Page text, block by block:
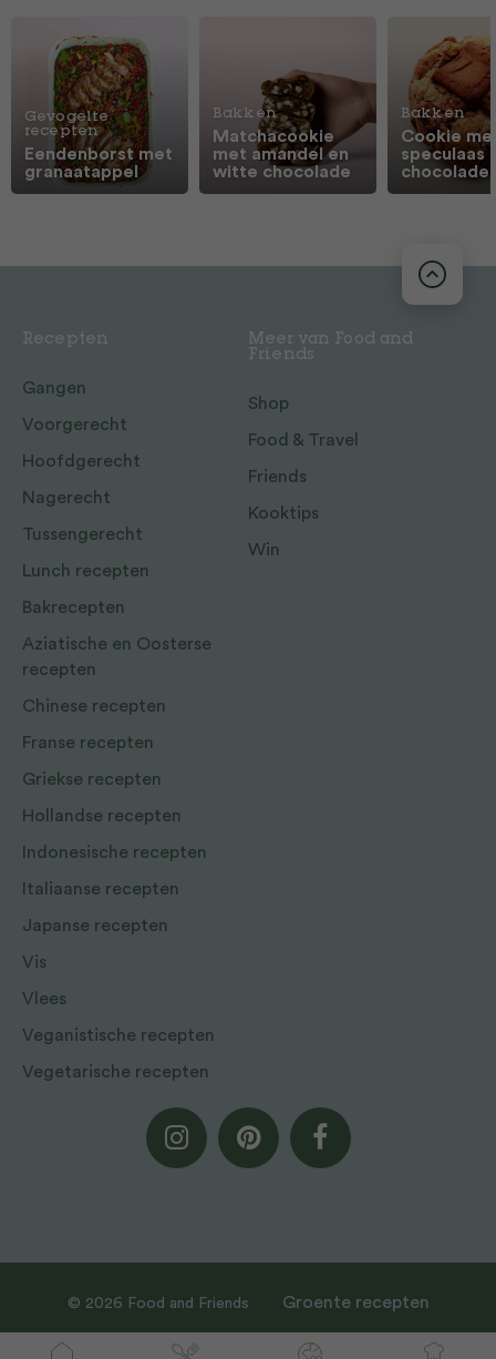
Gevogelte
recepten
Eendenborst met
granaatappel
Bakken
Matchacookie
met amandel en
witte chocolade
Bakken
Cookie
speculaas
chocolade
Recepten
Gangen
Voorgerecht
Hoofdgerecht
Nagerecht
Tussengerecht
Lunch recepten
Bakrecepten
Aziatische en Oosterse
recepten
Chinese recepten
Franse recepten
Griekse recepten
Hollandse recepten
Indonesische recepten
Italiaanse recepten
Japanse recepten
Vis
Vlees
Veganistische recepten
Vegetarische recepten
Meer van Food and
Friends
Shop
Food & Travel
Friends
Kooktips
Win
© 2026 Food and Friends Groente recepten